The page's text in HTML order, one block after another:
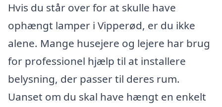
Hvis du står over for at skulle have
ophængt lamper i Vipperød, er du ikke
alene. Mange husejere og lejere har brug
for professionel hjælp til at installere
belysning, der passer til deres rum.
Uanset om du skal have hængt en enkelt